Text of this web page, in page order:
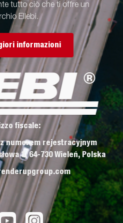
tutto ciò che ti offre un
Ellebi.
informazioni
fiscale:
numerem rejestracyjnym
3, 64-730 Wieleń, Polska